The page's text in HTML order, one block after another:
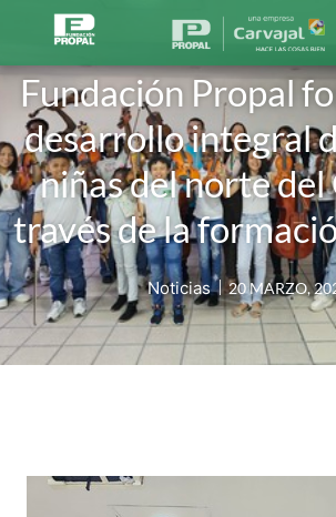
Fundación Propal
desarrollo integral
niñas del norte del
través de la
Noticias 20 MARZO,